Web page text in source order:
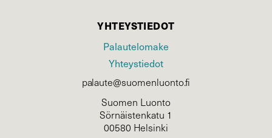
YHTEYSTIEDOT
Palautelomake
Yhteystiedot
palaute@suomenluonto.fi
Suomen Luonto
Sörnäistenkatu 1
00580 Helsinki